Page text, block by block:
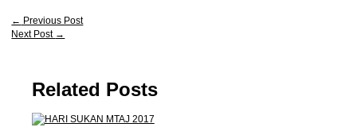
← Previous Post
Next Post →
Related Posts